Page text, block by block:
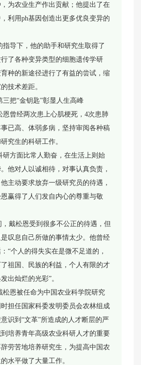
为农业生产作出贡献；他提出了在
利用ph基因创造出更多优良变异的
指导下，他的助手和研究生取得了
了各种变异类型的细胞遗传学研
种的新途径进行了有益的尝试，缩
技术差距。
三把“金钥匙”彰显人生高峰
恩曾经两次患上心肌梗死，4次患肺
已高、体弱多病，坚持审阅各种稿
究生的科研工作。
研方面比常人勤奋，在生活上则始
他对人以诚相待，对事认真负责，
主动要求放弃一级研究员的待遇，
赢得了人们发自内心的尊重与敬
，戴松恩受到很多不公正的待遇，但
叹息自己所做的事情太少。他曾经
“个人的得失实在是微不足道的，
祖国、民族的利益，个人有限的才
出灿烂的光彩”。
松恩被任命为中国农业科学院研究
担任国家科委发明委员会农林组成
识到“文革”所造成的人才断层的严
培养青年高级农业科研人才的重要
劳苦地培养研究生，为提高中国农
水平做了大量工作。